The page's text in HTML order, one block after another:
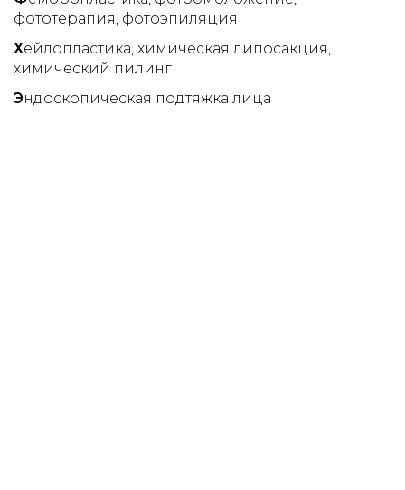
фототерапия фотоэпиляция
Хейлопластика химическая липосакция
химический пилинг
Эндоскопическая подтяжка лица